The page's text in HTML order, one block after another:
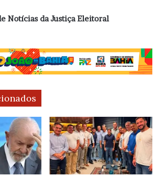
Notícias da Justiça Eleitoral